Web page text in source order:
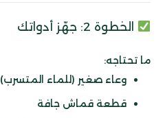
الخطوة 2: جهّز أدواتك
ما تحتاجه:
وعاء صغير (للماء المتسرب)
قطعة قماش جافة